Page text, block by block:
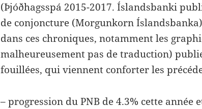
(Þjóðhagsspá 2015-2017. Íslandsbanki
de conjoncture (Morgunkorn
dans ces chroniques, notamment les
malheureusement pas de traduction)
fouillées, qui viennent conforter les
– progression du PNB de 4.3% cette année